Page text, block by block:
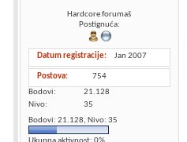
Hardcore forumaš
Postignuća:
Datum registracije Jan 2007
Postova
754
Bodovi
21.128
Nivo
35
Bodovi: 21.128, Nivo: 35